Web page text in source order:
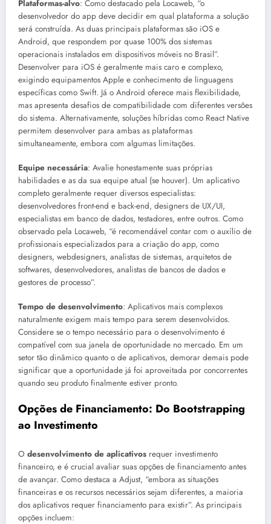
Plataformas-alvo: Como destacado pela Locaweb, “o
desenvolvedor do app deve decidir em qual plataforma a solução
será construída. As duas principais plataformas são iOS e
Android, que respondem por quase 100% dos sistemas
operacionais instalados em dispositivos móveis no Brasil”.
Desenvolver para iOS é geralmente mais caro e complexo,
exigindo equipamentos Apple e conhecimento de linguagens
específicas como Swift. Já o Android oferece mais flexibilidade,
mas apresenta desafios de compatibilidade com diferentes versões
do sistema. Alternativamente, soluções híbridas como React Native
permitem desenvolver para ambas as plataformas
simultaneamente, embora com algumas limitações.
Equipe necessária: Avalie honestamente suas próprias
habilidades e as da sua equipe atual (se houver). Um aplicativo
completo geralmente requer diversos especialistas:
desenvolvedores front-end e back-end, designers de UX/UI,
especialistas em banco de dados, testadores, entre outros. Como
observado pela Locaweb, “é recomendável contar com o auxílio de
profissionais especializados para a criação do app, como
designers, webdesigners, analistas de sistemas, arquitetos de
softwares, desenvolvedores, analistas de bancos de dados e
gestores de processo”.
Tempo de desenvolvimento: Aplicativos mais complexos
naturalmente exigem mais tempo para serem desenvolvidos.
Considere se o tempo necessário para o desenvolvimento é
compatível com sua janela de oportunidade no mercado. Em um
setor tão dinâmico quanto o de aplicativos, demorar demais pode
significar que a oportunidade já foi aproveitada por concorrentes
quando seu produto finalmente estiver pronto.
Opções de Financiamento: Do Bootstrapping
ao Investimento
O desenvolvimento de aplicativos requer investimento
financeiro, e é crucial avaliar suas opções de financiamento antes
de avançar. Como destaca a Adjust, “embora as situações
financeiras e os recursos necessários sejam diferentes, a maioria
dos aplicativos requer financiamento para existir”. As principais
opções incluem: